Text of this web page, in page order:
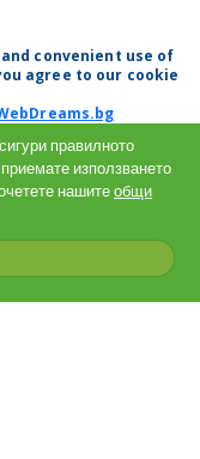
convenient use of
agree to our cookie
правилното
използването
нашитеобщи